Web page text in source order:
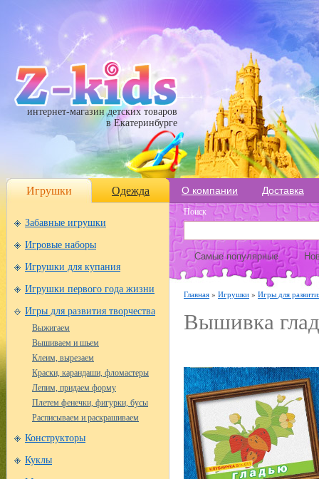
интернет-магазин детских товаров
в Екатеринбурге
Игрушки Одежда О компании Доставка
Забавные игрушки
Игровые наборы
Игрушки для купания
Игрушки первого года жизни
Игры для развития творчества
Выжигаем
Вышиваем и шьем
Клеим, вырезаем
Краски, карандаши, фломастеры
Лепим, придаем форму
Плетем фенечки, фигурки, бусы
Расписываем и раскрашиваем
Конструкторы
Куклы
Поиск
Самые популярные
Главная » Игрушки » Игры для
Вышивка